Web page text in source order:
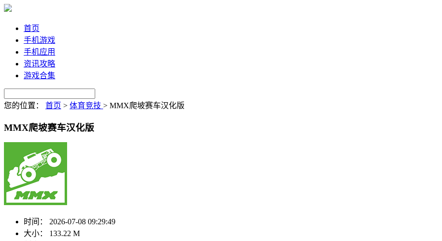
首页
手机游戏
手机应用
资讯攻略
游戏合集
您的位置： 首页 > 体育竞技 > MMX爬坡赛车汉化版
MMX爬坡赛车汉化版
时间：
2026-07-08 09:29:49
大小：
133.22 M